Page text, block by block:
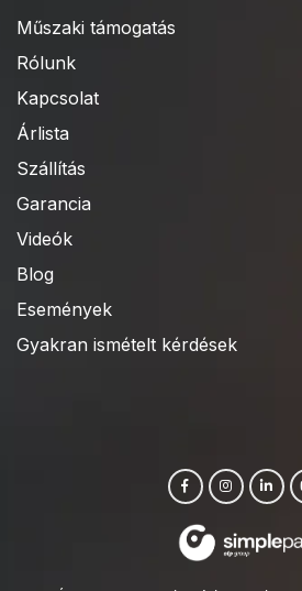
Műszaki támogatás
Rólunk
Kapcsolat
Árlista
Szállítás
Garancia
Videók
Blog
Események
Gyakran ismételt kérdések